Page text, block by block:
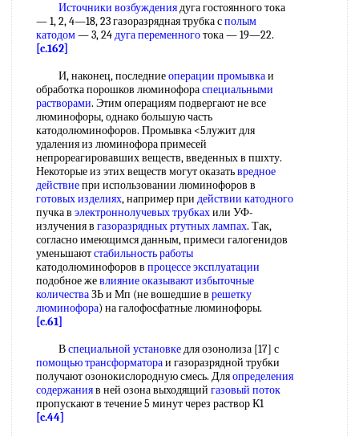
Источники возбуждениядуга гостоянного тока
— 1, 2, 4—18, 23 газоразрядная трубка сполым
катодом— 3, 24дуга переменноготока — 19—22.
[c.162]
И, наконец, последниеоперации промывкаи
обработка порошков люминофораспециальными
растворами. Этим операциям подвергают не все
люминофоры, однако большую часть
катодолюминофоров. Промывка <5лужит для
удаления из люминофора примесей
непрореагировавших веществ, введенных в пшхту.
Некоторые из этих веществ могут оказатьвредное
действиепри использовании люминофоров в
готовых изделиях, например при действии катодного
пучка в электроннолучевых трубкахили УФ-
излучения в газоразрядных ртутных лампах. Так,
согласно имеющимся данным, примеси галогенидов
уменьшаютстабильность работы
катодолюминофоров в процессе эксплуатации
подобное жевлияние оказываютизбыточные
количестваЗЬ и Мп (не вошедшие в решетку
люминофора) на галофосфатные люминофоры.
[c.61]
Вспециальной установкедля озонолиза [17] с
помощью трансформатораи газоразрядной трубки
получают озонокислородную смесь. Дляопределения
содержанияв ней озона выходящий газовый поток
пропускают в течение 5 минут через раствор К1
[c.44]